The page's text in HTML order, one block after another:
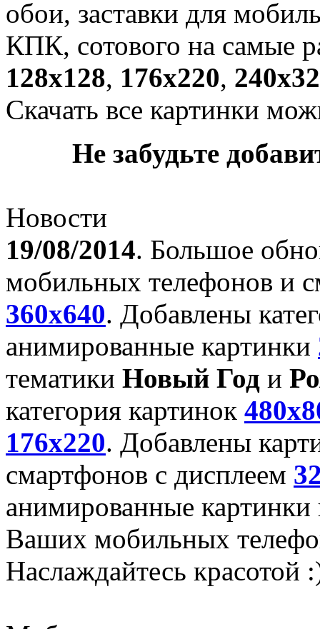
обои, заставки для
КПК, сотового на самые
128х128, 176х220,
Скачать все картинки
Не забудьте
Новости
19/08/2014. Большое
мобильных телефонов и
360x640. Добавлены
анимированные картинки
тематики Новый Год и
категория картинок
176x220. Добавлены
смартфонов с дисплеем
анимированные картинки
Ваших мобильных
Наслаждайтесь красотой